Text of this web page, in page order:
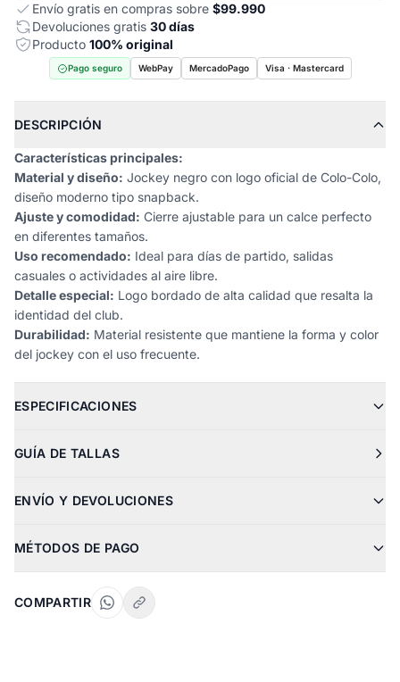
Envío gratis en compras sobre $99.990
Devoluciones gratis 30 días
Producto 100% original
Pago seguro WebPay MercadoPago Visa · Mastercard
DESCRIPCIÓN
Características principales:
Material y diseño: Jockey negro con logo oficial de Colo-Colo,
diseño moderno tipo snapback.
Ajuste y comodidad: Cierre ajustable para un calce perfecto
en diferentes tamaños.
Uso recomendado: Ideal para días de partido, salidas
casuales o actividades al aire libre.
Detalle especial: Logo bordado de alta calidad que resalta la
identidad del club.
Durabilidad: Material resistente que mantiene la forma y color
del jockey con el uso frecuente.
ESPECIFICACIONES
GUÍA DE TALLAS
ENVÍO Y DEVOLUCIONES
MÉTODOS DE PAGO
COMPARTIR